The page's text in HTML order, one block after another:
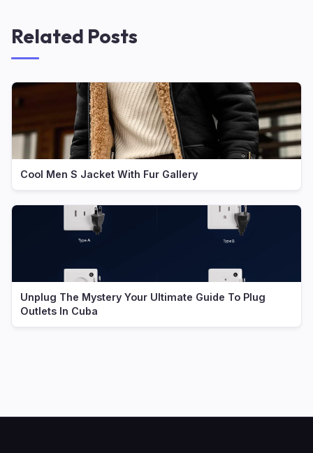
Related Posts
Cool Men S Jacket With Fur Gallery
Unplug The Mystery Your Ultimate Guide To Plug
Outlets In Cuba